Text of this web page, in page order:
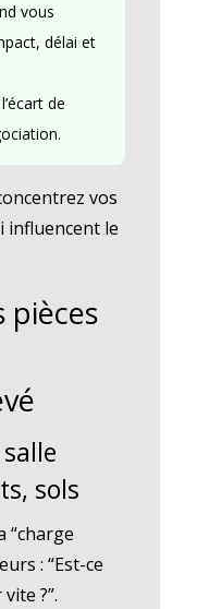
vous
délai et
de
vos
influencent le
pièces
sols
“charge
: “Est-ce
?”.